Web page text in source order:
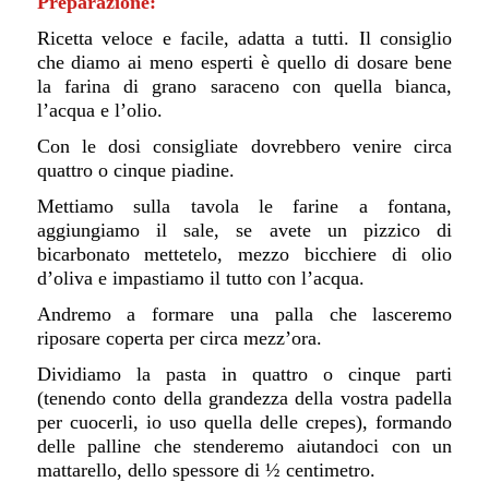
Ricetta veloce e facile, adatta a tutti. Il consiglio
che diamo ai meno esperti è quello di dosare bene
la farina di grano saraceno con quella bianca,
l’acqua e l’olio.
Con le dosi consigliate dovrebbero venire circa
quattro o cinque piadine.
Mettiamo sulla tavola le farine a fontana,
aggiungiamo il sale, se avete un pizzico di
bicarbonato mettetelo, mezzo bicchiere di olio
d’oliva e impastiamo il tutto con l’acqua.
Andremo a formare una palla che lasceremo
riposare coperta per circa mezz’ora.
Dividiamo la pasta in quattro o cinque parti
(tenendo conto della grandezza della vostra padella
per cuocerli, io uso quella delle crepes), formando
delle palline che stenderemo aiutandoci con un
mattarello, dello spessore di ½ centimetro.